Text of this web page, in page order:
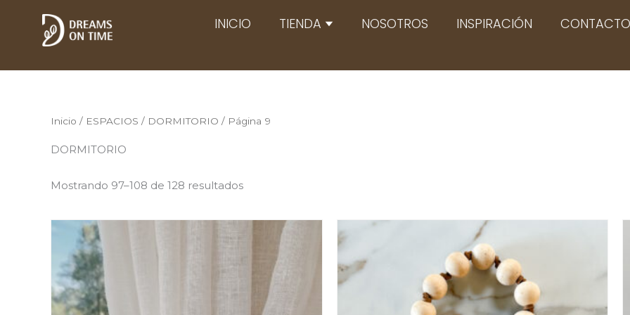
contenido
INICIO TIENDA Abrir TIENDANOSOTROS INSPIRACIÓN CONTACTO
Inicio / ESPACIOS / DORMITORIO / Página 9
DORMITORIO
Mostrando 97–108 de 128 resultados